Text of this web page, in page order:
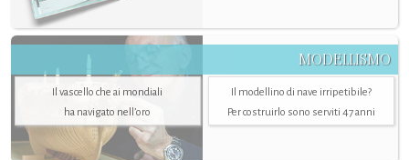
MODELLISMO
Il vascello che ai mondiali
ha navigato nell’oro
Il modellino di nave irripetibile?
Per costruirlo sono serviti 47 anni